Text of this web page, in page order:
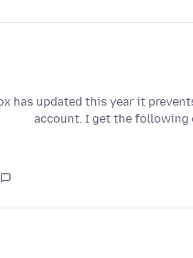
has updated this year it
account. I get the following